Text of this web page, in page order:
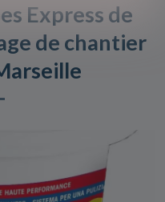
Express de
de chantier